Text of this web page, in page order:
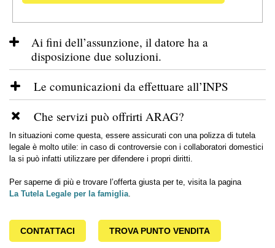
Ai fini dell’assunzione, il datore ha a
disposizione due soluzioni.
stipulare un vero e proprio contratto di
lavoro subordinato.
data di inizio rapporto
sua anzianità di servizio
orario di lavoro, giorno di riposo settimanale
Le comunicazioni da effettuare all’INPS
semplificazione delle procedure di assunzione del lavoratore domestico,
INPS. L’obbligo sussiste anche per le successive questioni:
cessazione, trasformazione o proroga. La comunicazione è annullabile
entro cinque giorni. Superato questo termine, sarà possibile comunicare
Le comunicazioni di assunzione di una colf o di una badante all’INPS si
Telefonicamente:Contact Center INPS
Che servizi può offrirti ARAG?
In situazioni come questa, essere assicurati con una polizza di tutela
legale è molto utile: in caso di controversie con i collaboratori domestici
la si può infatti utilizzare per difendere i propri diritti.
Per saperne di più e trovare l’offerta giusta per te, visita la pagina
La Tutela Legale per la famiglia
CONTATTACI TROVA PUNTO VENDITA